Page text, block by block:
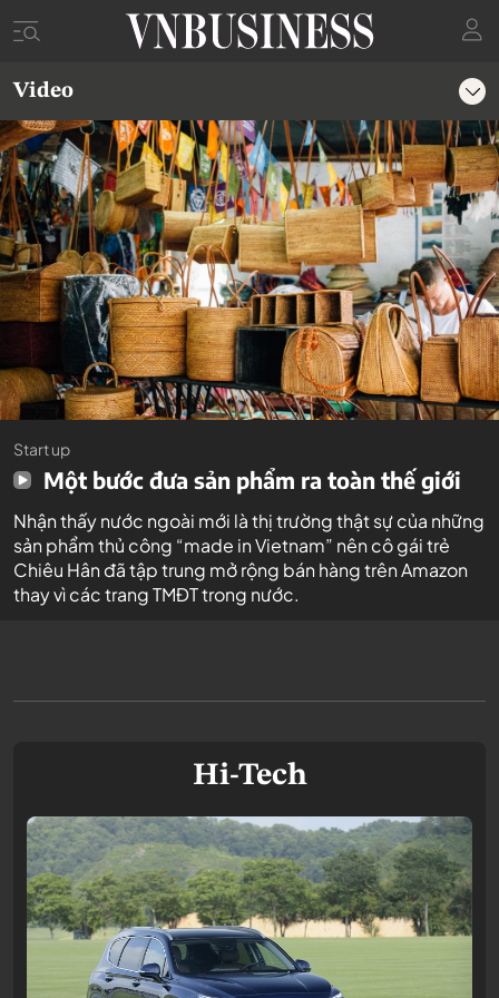
Video
Start up
Một bước đưa sản phẩm ra toàn thế giới
Nhận thấy nước ngoài mới là thị trường thật sự của những
sản phẩm thủ công “made in Vietnam” nên cô gái trẻ
Chiêu Hân đã tập trung mở rộng bán hàng trên Amazon
thay vì các trang TMĐT trong nước.
Hi-Tech